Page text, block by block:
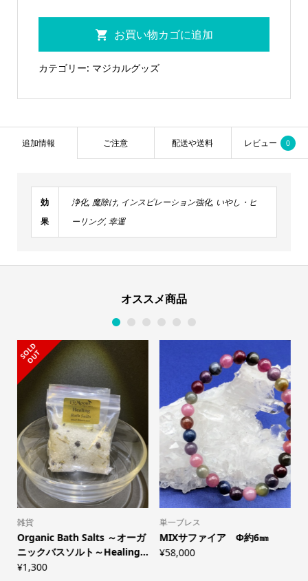
ダ
ト
ッ
レ
ニ
テ
お買い物カゴに追加
カテゴリー: マジカルグッズ
追加情報 ご注意 配送や送料 レビュー 0
効
果
浄化, 魔除け, インスピレーション強化, いやし・ヒ
ーリング,幸運
オススメ商品
S
O
L
D
O
U
T
雑貨
Organic Bath Salts ～オーガ
ニックバスソルト～Healing...
¥1,300
単一ブレス
MIXサファイア Φ約6㎜
¥58,000
1 2 3 4 5 6